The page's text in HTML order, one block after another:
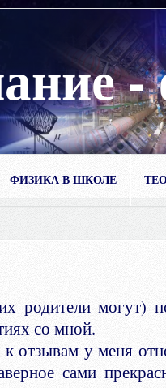
ФИЗИКА В ШКОЛЕ
могут)
со мной.
у меня
сами